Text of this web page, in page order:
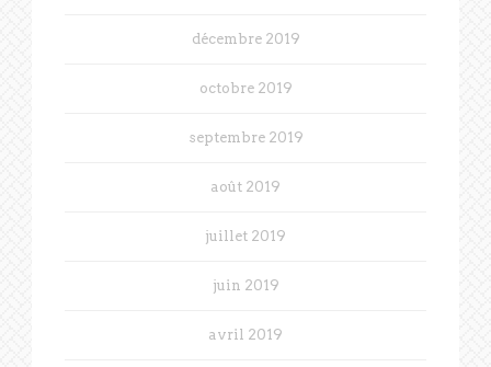
décembre 2019
octobre 2019
septembre 2019
août 2019
juillet 2019
juin 2019
avril 2019